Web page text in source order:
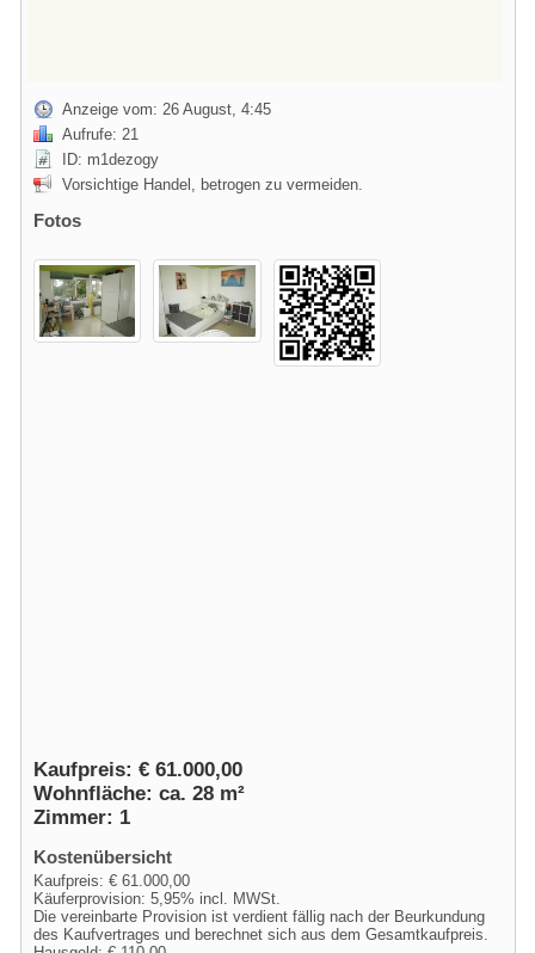
Anzeige vom: 26 August, 4:45
Aufrufe: 21
ID: m1dezogy
Vorsichtige Handel, betrogen zu vermeiden.
Fotos
Kaufpreis: € 61.000,00
Wohnfläche: ca. 28 m²
Zimmer: 1
Kostenübersicht
Kaufpreis: € 61.000,00
Käuferprovision: 5,95% incl. MWSt.
Die vereinbarte Provision ist verdient fällig nach der Beurkundung
des Kaufvertrages und berechnet sich aus dem Gesamtkaufpreis.